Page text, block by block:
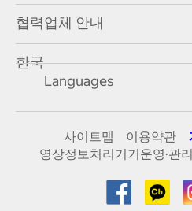
협력업체 안내
한국
Languages
사이트맵 이용약관
영상정보처리기기운영·관